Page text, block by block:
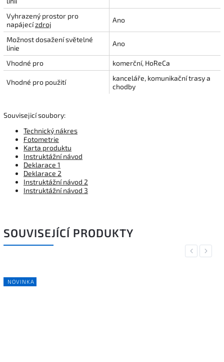
Vyhrazený prostor pro
napájecízdroj
Ano
Možnost dosažení světelné
linie
Ano
Vhodné pro komerční, HoReCa
Vhodné pro použití
kanceláře, komunikační trasy a
chodby
Souvisejicí soubory:
Technický nákres
Fotometrie
Karta produktu
Instruktážní návod
Deklarace 1
Deklarace 2
Instruktážní návod 2
Instruktážní návod 3
SOUVISEJÍCÍ PRODUKTY
Previous
NOVINKA
Next